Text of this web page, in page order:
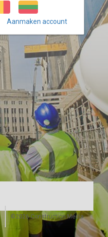
Aanmaken account
©2026 Construction Media